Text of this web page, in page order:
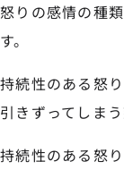
怒りの感情の種
す。
持続性のある怒
引きずってしま
持続性のある怒